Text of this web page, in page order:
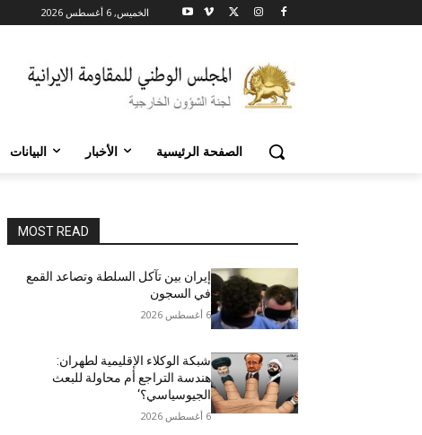
الخميس, 6 أغسطس 2026
الصفحة الرئيسية الأخبار البيانات
MOST READ
إيران بين تآكل السلطة وتصاعد القمع
في السجون
6 أغسطس 2026
شبكة الوكلاء الإقليمية لطهران:
هندسة التراجع أم محاولة للبعث
الجيوسياسي؟‘
6 أغسطس 2026